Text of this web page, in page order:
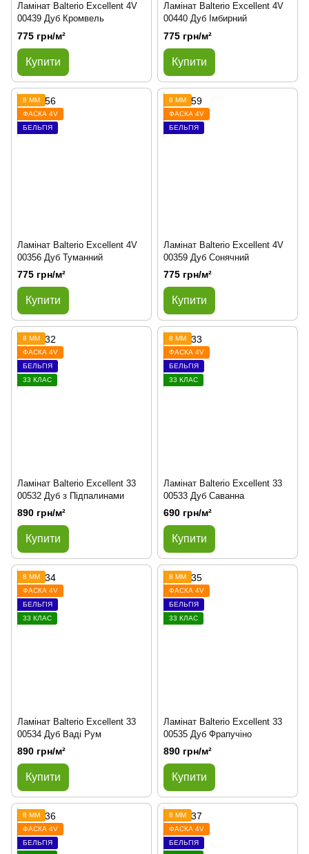
Ламінат Balterio Excellent 4V
00439 Дуб Кромвель
775 грн/м²
Купити
Ламінат Balterio Excellent 4V
00440 Дуб Імбирний
775 грн/м²
Купити
8 ММ
ФАСКА 4V
БЕЛЬГІЯ
Ламінат Balterio Excellent 4V
00356 Дуб Туманний
775 грн/м²
Купити
8 ММ
ФАСКА 4V
БЕЛЬГІЯ
Ламінат Balterio Excellent 4V
00359 Дуб Сонячний
775 грн/м²
Купити
8 ММ
ФАСКА 4V
БЕЛЬГІЯ
33 КЛАС
Ламінат Balterio Excellent 33
00532 Дуб з Підпалинами
890 грн/м²
Купити
8 ММ
ФАСКА 4V
БЕЛЬГІЯ
33 КЛАС
Ламінат Balterio Excellent 33
00533 Дуб Саванна
690 грн/м²
Купити
8 ММ
ФАСКА 4V
БЕЛЬГІЯ
33 КЛАС
Ламінат Balterio Excellent 33
00534 Дуб Ваді Рум
890 грн/м²
Купити
8 ММ
ФАСКА 4V
БЕЛЬГІЯ
33 КЛАС
Ламінат Balterio Excellent 33
00535 Дуб Фрапучіно
890 грн/м²
Купити
8 ММ
ФАСКА 4V
БЕЛЬГІЯ
8 ММ
ФАСКА 4V
БЕЛЬГІЯ